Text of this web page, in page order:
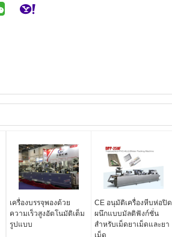
เครื่องบรรจุพองด้วย
ความเร็วสูงอัตโนมัติเต็ม
รูปแบบ
CE อนุมัติเครื่องหีบห่อปิด
ผนึกแบบมัลติฟังก์ชั่น
สำหรับเม็ดยาเม็ดและยา
เม็ด